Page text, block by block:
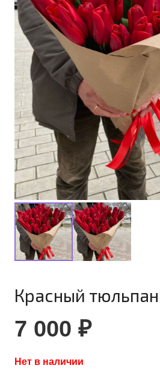
Красный
7 000 ₽
Нет в наличии